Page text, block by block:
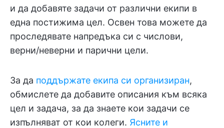
и да добавяте задачи от различни екипи в
една постижима цел. Освен това можете да
проследявате напредъка си с числови,
верни/неверни и парични цели.
За да поддържате екипа си организиран,
обмислете да добавите описания към всяка
цел и задача, за да знаете кои задачи се
изпълняват от кои колеги. Ясните и